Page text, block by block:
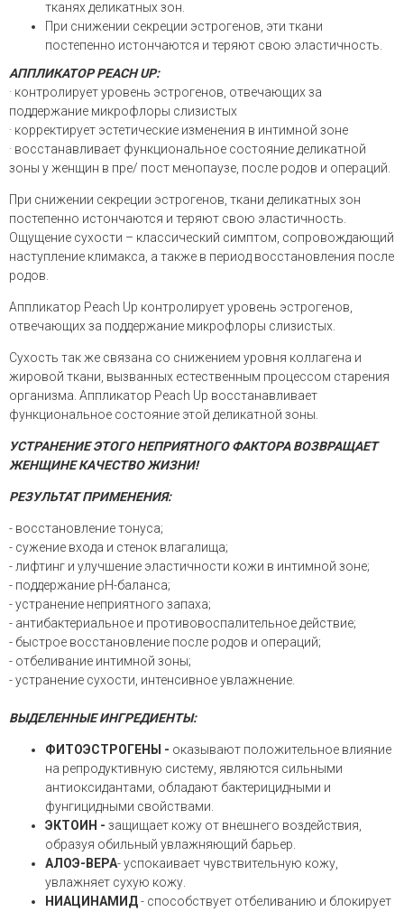
тканях деликатных зон.
При снижении секреции эстрогенов, эти ткани
постепенно истончаются и теряют свою эластичность.
АППЛИКАТОР PEACH UP:
· контролирует уровень эстрогенов, отвечающих за
поддержание микрофлоры слизистых
· корректирует эстетические изменения в интимной зоне
· восстанавливает функциональное состояние деликатной
зоны у женщин в пре/ пост менопаузе, после родов и операций.
При снижении секреции эстрогенов, ткани деликатных зон
постепенно истончаются и теряют свою эластичность.
Ощущение сухости – классический симптом, сопровождающий
наступление климакса, а также в период восстановления после
родов.
Аппликатор Peach Up контролирует уровень эстрогенов,
отвечающих за поддержание микрофлоры слизистых.
Сухость так же связана со снижением уровня коллагена и
жировой ткани, вызванных естественным процессом старения
организма. Аппликатор Peach Up восстанавливает
функциональное состояние этой деликатной зоны.
УСТРАНЕНИЕ ЭТОГО НЕПРИЯТНОГО ФАКТОРА ВОЗВРАЩАЕТ
ЖЕНЩИНЕ КАЧЕСТВО ЖИЗНИ!
РЕЗУЛЬТАТ ПРИМЕНЕНИЯ:
- восстановление тонуса;
- сужение входа и стенок влагалища;
- лифтинг и улучшение эластичности кожи в интимной зоне;
- поддержание pН-баланса;
- устранение неприятного запаха;
- антибактериальное и противовоспалительное действие;
- быстрое восстановление после родов и операций;
- отбеливание интимной зоны;
- устранение сухости, интенсивное увлажнение.
ВЫДЕЛЕННЫЕ ИНГРЕДИЕНТЫ:
ФИТОЭСТРОГЕНЫ - оказывают положительное влияние
на репродуктивную систему, являются сильными
антиоксидантами, обладают бактерицидными и
фунгицидными свойствами.
ЭКТОИН - защищает кожу от внешнего воздействия,
образуя обильный увлажняющий барьер.
АЛОЭ-ВЕРА- успокаивает чувствительную кожу,
увлажняет сухую кожу.
НИАЦИНАМИД- способствует отбеливанию и блокирует